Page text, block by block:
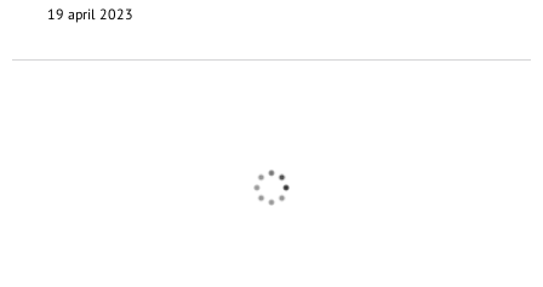
19 april 2023